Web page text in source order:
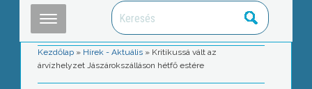
Kezdőlap » Hírek - Aktuális » Kritikussá vált az
árvízhelyzet Jászárokszálláson hétfő estére